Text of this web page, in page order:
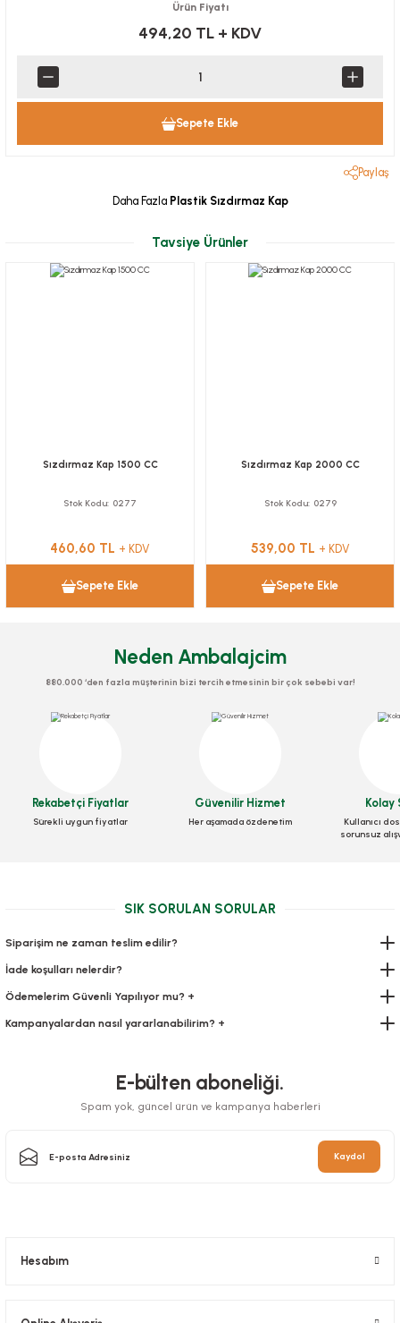
Ürün Fiyatı
494,20 TL + KDV
Sepete Ekle
Paylaş
Daha Fazla Plastik Sızdırmaz Kap
Tavsiye Ürünler
Sızdırmaz Kap 1500 CC
Stok Kodu 0277
460,60 TL + KDV
Sepete Ekle
Sızdırmaz Kap 2000 CC
Stok Kodu 0279
539,00 TL + KDV
Sepete Ekle
Neden Ambalajcim
880.000 ‘den fazla müşterinin bizi tercih etmesinin bir çok sebebi var!
Rekabetçi Fiyatlar
Sürekli uygun fiyatlar
Güvenilir Hizmet
Her aşamada özdenetim
Kolay
Kullanıcı
sorunsuz
SIK SORULAN SORULAR
Siparişim ne zaman teslim edilir?
İade koşulları nelerdir?
Ödemelerim Güvenli Yapılıyor mu? +
Kampanyalardan nasıl yararlanabilirim? +
E-bülten aboneliği.
Spam yok, güncel ürün ve kampanya haberleri
Kaydol
Hesabım